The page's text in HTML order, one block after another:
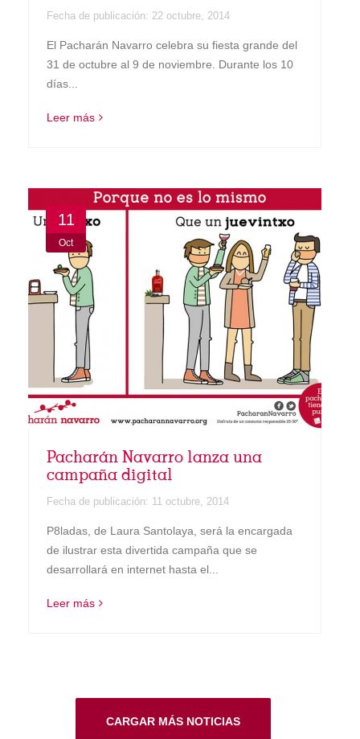
Fecha de publicación: 22 octubre, 2014
El Pacharán Navarro celebra su fiesta grande del
31 de octubre al 9 de noviembre. Durante los 10
días...
Leer más
11
Oct
Pacharán Navarro lanza una
campaña digital
Fecha de publicación: 11 octubre, 2014
P8ladas, de Laura Santolaya, será la encargada
de ilustrar esta divertida campaña que se
desarrollará en internet hasta el...
Leer más
CARGAR MÁS NOTICIAS